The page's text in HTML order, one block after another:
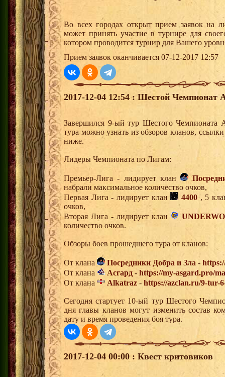
Во всех городах открыт прием заявок на
может принять участие в турнире для
котором проводится турнир для Вашего
Прием заявок оканчивается 07-12-2017 12:57
2017-12-04 12:54 : Шестой Чемпионат
Завершился 9-ый тур Шестого Чемпионата
тура можно узнать из обзоров кланов,
ниже.
Лидеры Чемпионата по Лигам:
Премьер-Лига - лидирует клан
набрали максимальное количество очков,
Первая Лига - лидирует клан
4400 , 5
очков,
Вторая Лига - лидирует клан
количество очков.
Обзоры боев прошедшего тура от кланов:
От клана Посредники Добра и Зла -
От клана
Асгард - https://my-asgard.pro/
От клана
Alkatraz - https://azclan.ru/9-tur-
Сегодня стартует 10-ый тур Шестого
дня главы кланов могут изменить состав
дату и время проведения боя тура.
2017-12-04 00:00 : Квест критовиков